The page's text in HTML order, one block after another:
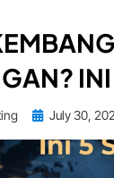
Posted
on
July 30,